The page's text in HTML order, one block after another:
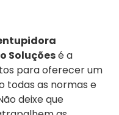
Soluçõesé a
para oferecer um
todas as normas e
deixe que